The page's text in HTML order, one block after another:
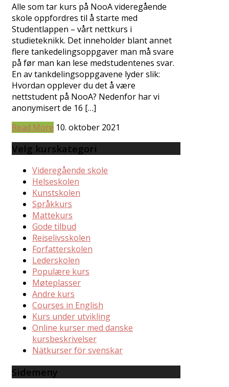
Alle som tar kurs på NooA videregående
skole oppfordres til å starte med
Studentlappen – vårt nettkurs i
studieteknikk. Det inneholder blant annet
flere tankedelingsoppgaver man må svare
på før man kan lese medstudentenes svar.
En av tankdelingsoppgavene lyder slik:
Hvordan opplever du det å være
nettstudent på NooA? Nedenfor har vi
anonymisert de 16 […]
Read More 10. oktober 2021
Velg kurskategori
Videregående skole
Helseskolen
Kunstskolen
Språkkurs
Mattekurs
Gode tilbud
Reiselivsskolen
Forfatterskolen
Lederskolen
Populære kurs
Møteplasser
Andre kurs
Courses in English
Kurs under utvikling
Online kurser med danske
kursbeskrivelser
Nätkurser för svenskar
Sidemeny